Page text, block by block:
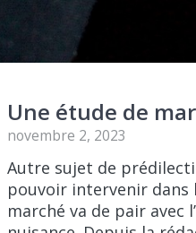
Une étude de
novembre 2, 2023
Autre sujet de
pouvoir intervenir dans
marché va de pair avec